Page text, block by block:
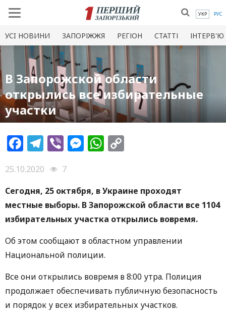
УКР РУС
УСI НОВИНИ ЗАПОРІЖЖЯ РЕГІОН СТАТТІ ІНТЕРВ'Ю
В Запорожской области
открылись все избирательные
участки
Facebook
Telegram
ViberMessenger
WhatsApp
25.10.2020
7
Сегодня, 25 октября, в Украине проходят
местные выборы. В Запорожской области все 1104
избирательных участка открылись вовремя.
Об этом сообщают в областном управлении
Национальной полиции.
Все они открылись вовремя в 8:00 утра. Полиция
продолжает обеспечивать публичную безопасность
и порядок у всех избирательных участков.